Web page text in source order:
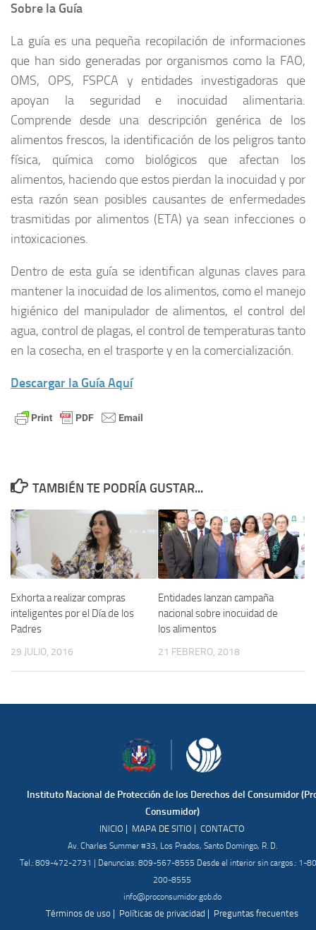
Sobre la Guía
La guía es una pequeña recopilación de informaciones
que han sido generadas por organismos como la FAO,
OMS, OPS, FSPCA y entidades investigadoras que
apoyan la seguridad e inocuidad alimentaria.
Comprende desde una descripción genérica de los
alimentos frescos, la identificación de los peligros tanto
física, química como biológicos que afectan los
alimentos, haciendo que estos pierdan la inocuidad y por
esta razón sean posibles causantes de enfermedades
trasmitidas por alimentos (ETA) ya sean infecciones o
intoxicaciones.
Dentro de esta guía se identifican algunas claves para
mantener la inocuidad de los alimentos, como el manejo
higiénico del manipulador de alimentos, el control del
agua, control de plagas, el control de temperaturas tanto
en la cosecha, en el trasporte y en la comercialización.
Descargar la Guía Aquí
TAMBIÉN TE PODRÍA GUSTAR...
Exhorta a realizar compras
inteligentes por el Día de los
Padres
29 JULIO, 2016
Entidades lanzan campaña
nacional sobre inocuidad de
los alimentos
21 FEBRERO, 2018
Instituto Nacional de Protección de los Derechos del Consumidor
Consumidor)
INICIO | MAPA DE SITIO | CONTACTO
Av. Charles Summer #33, Los Prados, Santo Domingo, R. D.
Tel.: 809-472-2731 | Denuncias: 809-567-8555 Desde el interior sin cargos.: 1-
200-8555
info@proconsumidor.gob.do
Términos de uso | Políticas de privacidad | Preguntas frecuentes